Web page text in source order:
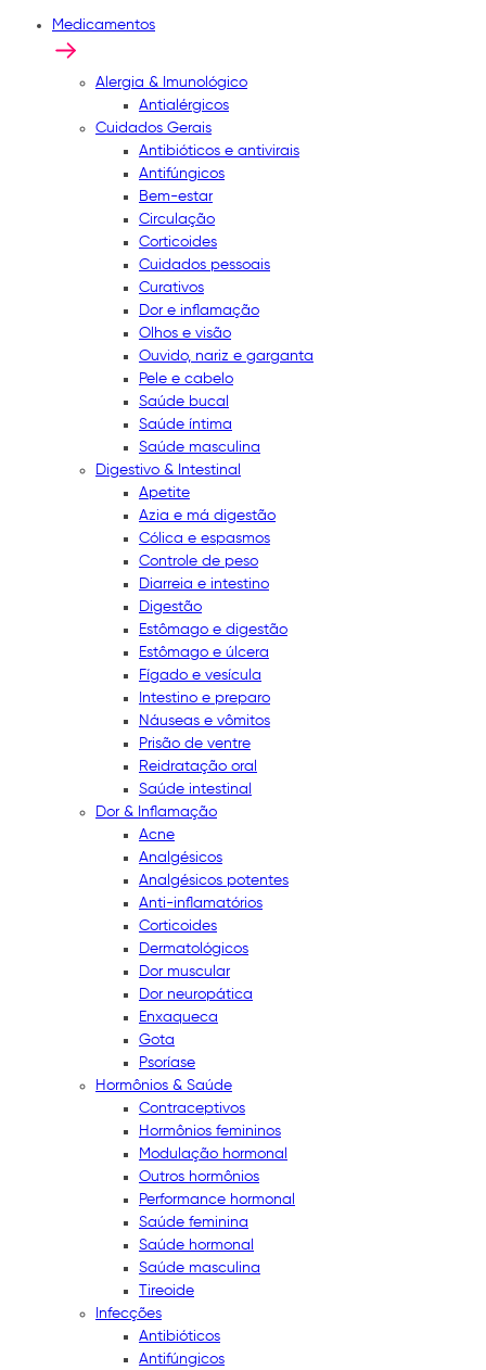
Medicamentos
Alergia & Imunológico
Antialérgicos
Cuidados Gerais
Antibióticos e antivirais
Antifúngicos
Bem-estar
Circulação
Corticoides
Cuidados pessoais
Curativos
Dor e inflamação
Olhos e visão
Ouvido, nariz e garganta
Pele e cabelo
Saúde bucal
Saúde íntima
Saúde masculina
Digestivo & Intestinal
Apetite
Azia e má digestão
Cólica e espasmos
Controle de peso
Diarreia e intestino
Digestão
Estômago e digestão
Estômago e úlcera
Fígado e vesícula
Intestino e preparo
Náuseas e vômitos
Prisão de ventre
Reidratação oral
Saúde intestinal
Dor & Inflamação
Acne
Analgésicos
Analgésicos potentes
Anti-inflamatórios
Corticoides
Dermatológicos
Dor muscular
Dor neuropática
Enxaqueca
Gota
Psoríase
Hormônios & Saúde
Contraceptivos
Hormônios femininos
Modulação hormonal
Outros hormônios
Performance hormonal
Saúde feminina
Saúde hormonal
Saúde masculina
Tireoide
Infecções
Antibióticos
Antifúngicos